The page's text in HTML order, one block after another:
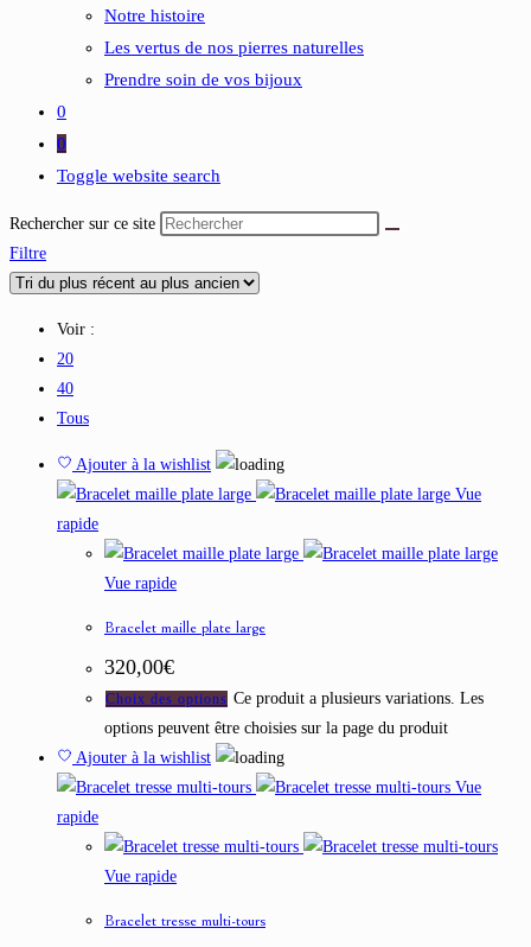
Notre histoire
Les vertus de nos pierres naturelles
Prendre soin de vos bijoux
0
0
Toggle website search
Rechercher sur ce site
Filtre
Voir :
20
40
Tous
Ajouter à la wishlist
Vue
rapide
Vue rapide
Bracelet maille plate large
320,00€
Choix des options Ce produit a plusieurs variations. Les
options peuvent être choisies sur la page du produit
Ajouter à la wishlist
Vue
rapide
Vue rapide
Bracelet tresse multi-tours